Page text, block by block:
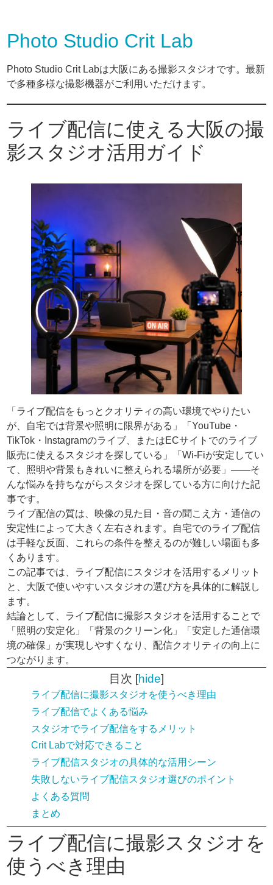
Photo Studio Crit Lab
Photo Studio Crit Labは大阪にある撮影スタジオです。最新
で多種多様な撮影機器がご利用いただけます。
ライブ配信に使える大阪の撮
影スタジオ活用ガイド
「ライブ配信をもっとクオリティの高い環境でやりたい
が、自宅では背景や照明に限界がある」「YouTube・
TikTok・Instagramのライブ、またはECサイトでのライブ
販売に使えるスタジオを探している」「Wi-Fiが安定してい
て、照明や背景もきれいに整えられる場所が必要」——そ
んな悩みを持ちながらスタジオを探している方に向けた記
事です。
ライブ配信の質は、映像の見た目・音の聞こえ方・通信の
安定性によって大きく左右されます。自宅でのライブ配信
は手軽な反面、これらの条件を整えるのが難しい場面も多
くあります。
この記事では、ライブ配信にスタジオを活用するメリット
と、大阪で使いやすいスタジオの選び方を具体的に解説し
ます。
結論として、ライブ配信に撮影スタジオを活用することで
「照明の安定化」「背景のクリーン化」「安定した通信環
境の確保」が実現しやすくなり、配信クオリティの向上に
つながります。
目次 [hide]
ライブ配信に撮影スタジオを使うべき理由
ライブ配信でよくある悩み
スタジオでライブ配信をするメリット
Crit Labで対応できること
ライブ配信スタジオの具体的な活用シーン
失敗しないライブ配信スタジオ選びのポイント
よくある質問
まとめ
ライブ配信に撮影スタジオを
使うべき理由